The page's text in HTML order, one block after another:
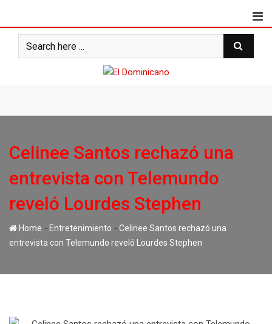
content
Celinee Santos rechazó una
entrevista con Telemundo
reveló Lourdes Stephen
Home - Entretenimiento -Celinee Santos rechazó una
entrevista con Telemundo reveló Lourdes Stephen